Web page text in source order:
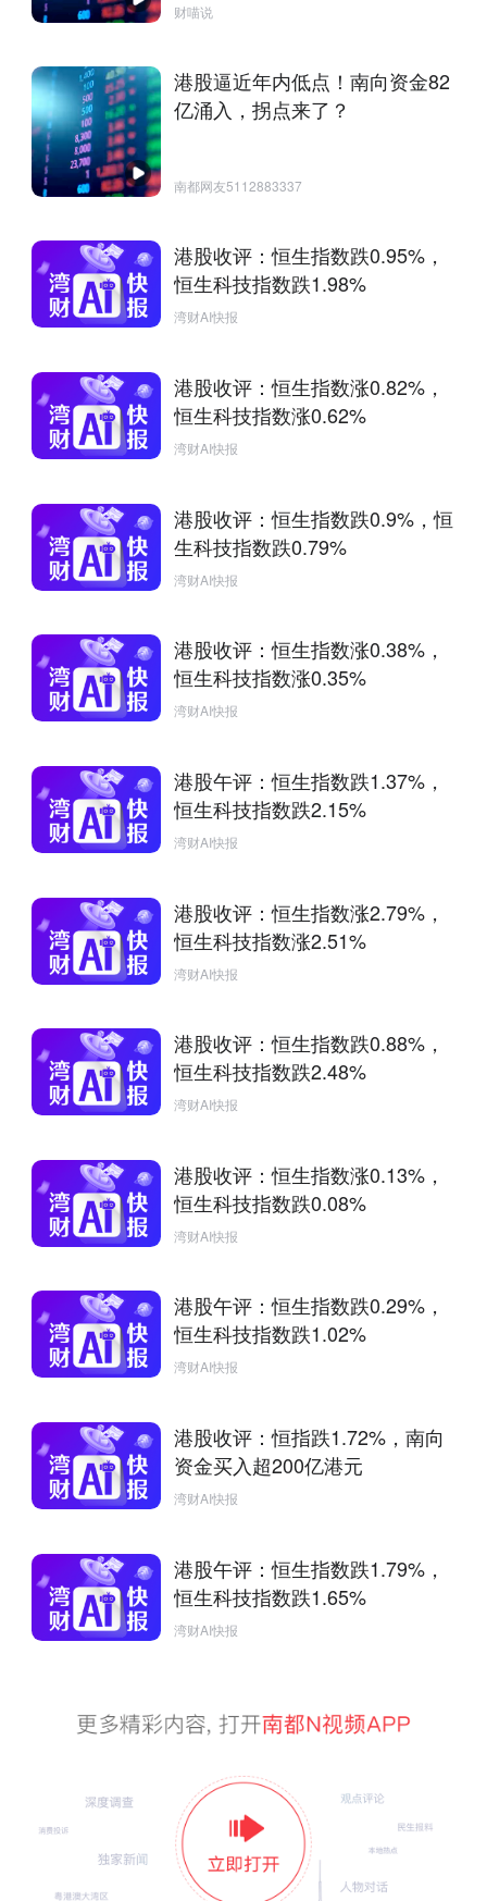
财喵说
港股逼近年内低点！南向资金82
亿涌入，拐点来了？
南都网友5112883337
港股收评：恒生指数跌0.95%，
恒生科技指数跌1.98%
湾财AI快报
港股收评：恒生指数涨0.82%，
恒生科技指数涨0.62%
湾财AI快报
港股收评：恒生指数跌0.9%，恒
生科技指数跌0.79%
湾财AI快报
港股收评：恒生指数涨0.38%，
恒生科技指数涨0.35%
湾财AI快报
港股午评：恒生指数跌1.37%，
恒生科技指数跌2.15%
湾财AI快报
港股收评：恒生指数涨2.79%，
恒生科技指数涨2.51%
湾财AI快报
港股收评：恒生指数跌0.88%，
恒生科技指数跌2.48%
湾财AI快报
港股收评：恒生指数涨0.13%，
恒生科技指数跌0.08%
湾财AI快报
港股午评：恒生指数跌0.29%，
恒生科技指数跌1.02%
湾财AI快报
港股收评：恒指跌1.72%，南向
资金买入超200亿港元
湾财AI快报
港股午评：恒生指数跌1.79%，
恒生科技指数跌1.65%
湾财AI快报